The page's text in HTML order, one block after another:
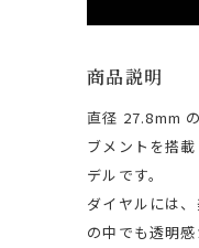
商品説明
直径 27.8mm
ブメントを搭
デルです。
ダイヤルには
の中でも透明